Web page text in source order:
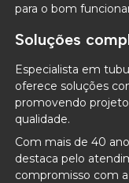
para o bom
Soluções
Especialista em
oferece soluções
promovendo
qualidade.
Com mais de 40
destaca pelo
compromisso com